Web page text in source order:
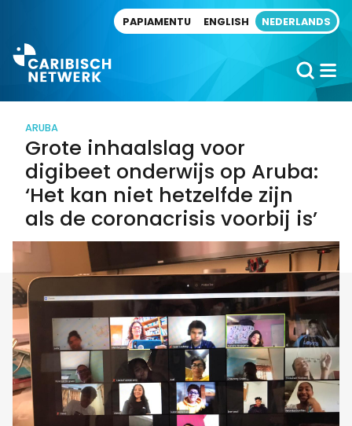
PAPIAMENTU ENGLISH NEDERLANDS
ARUBA
Grote inhaalslag voor
digibeet onderwijs op Aruba:
‘Het kan niet hetzelfde zijn
als de coronacrisis voorbij is’